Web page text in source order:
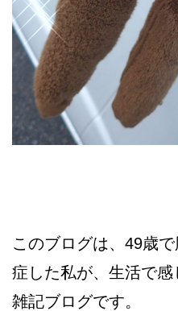
このブログは、49歳
症した私が、生活で
雑記ブログです。